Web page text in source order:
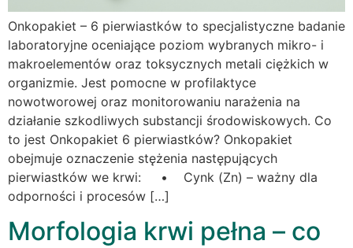
Onkopakiet – 6 pierwiastków to specjalistyczne badanie
laboratoryjne oceniające poziom wybranych mikro- i
makroelementów oraz toksycznych metali ciężkich w
organizmie. Jest pomocne w profilaktyce
nowotworowej oraz monitorowaniu narażenia na
działanie szkodliwych substancji środowiskowych. Co
to jest Onkopakiet 6 pierwiastków? Onkopakiet
obejmuje oznaczenie stężenia następujących
pierwiastków we krwi: • Cynk (Zn) – ważny dla
odporności i procesów […]
Morfologia krwi pełna – co